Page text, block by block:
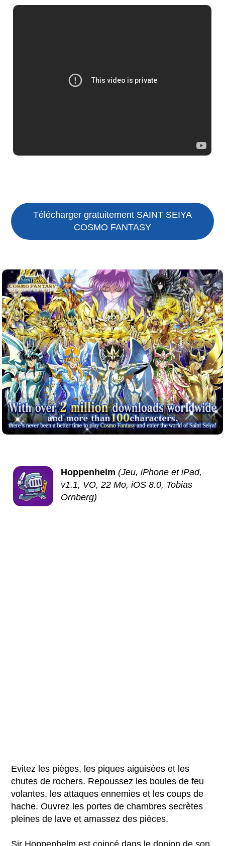
Télécharger gratuitement SAINT SEIYA
COSMO FANTASY
Hoppenhelm (Jeu, iPhone et iPad,
v1.1, VO, 22 Mo, iOS 8.0, Tobias
Ornberg)
Evitez les pièges, les piques aiguisées et les
chutes de rochers. Repoussez les boules de feu
volantes, les attaques ennemies et les coups de
hache. Ouvrez les portes de chambres secrètes
pleines de lave et amassez des pièces.
Sir Hoppenhelm est coincé dans le donjon de son